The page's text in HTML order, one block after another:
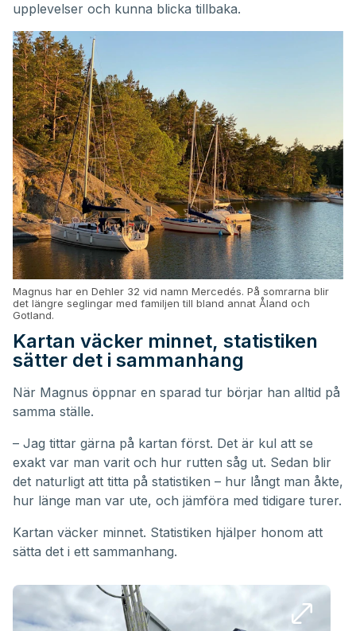
upplevelser och kunna blicka tillbaka.
Magnus har en Dehler 32 vid namn Mercedés. På somrarna blir
det längre seglingar med familjen till bland annat Åland och
Gotland.
Kartan väcker minnet, statistiken
sätter det i sammanhang
När Magnus öppnar en sparad tur börjar han alltid på
samma ställe.
– Jag tittar gärna på kartan först. Det är kul att se
exakt var man varit och hur rutten såg ut. Sedan blir
det naturligt att titta på statistiken – hur långt man åkte,
hur länge man var ute, och jämföra med tidigare turer.
Kartan väcker minnet. Statistiken hjälper honom att
sätta det i ett sammanhang.